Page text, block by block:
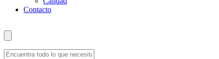
Contacto